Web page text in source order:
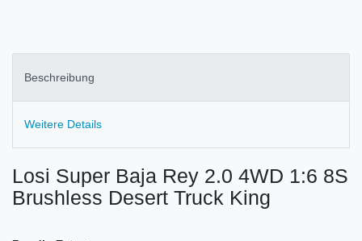
Beschreibung
Weitere Details
Losi Super Baja Rey 2.0 4WD 1:6 8S
Brushless Desert Truck King